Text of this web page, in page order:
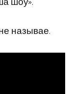
называе.